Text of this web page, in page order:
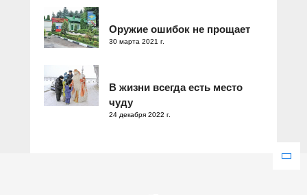
Оружие ошибок не прощает
30 марта 2021 г.
В жизни всегда есть место
чуду
24 декабря 2022 г.